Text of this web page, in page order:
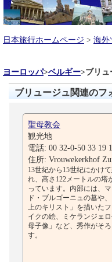
日本旅行ホームページ > 海外
ヨーロッパ>ベルギー>ブリュ
ブリュージュ関連のフ
聖母教会
観光地
電話: 00 32-0-50 33 19
住所: Vrouwekerkhof
13世紀から15世紀にかけ
れ、高さ122メートルの塔
っています。内部には、マ
ド・ブルゴーニュの墓や
上のキリスト」を描いた
イクの絵、ミケランジェ
母子像」など、秀作がそろ
す。